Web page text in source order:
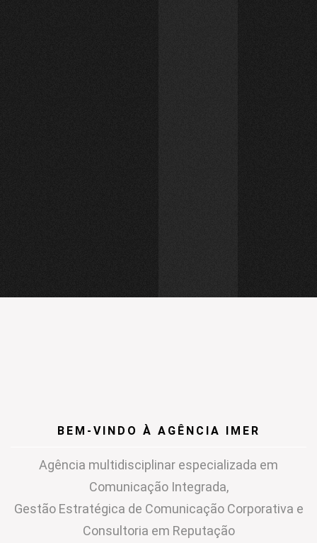
BEM-VINDO À AGÊNCIA IMER
Agência multidisciplinar especializada em
Comunicação Integrada,
Gestão Estratégica de Comunicação Corporativa e
Consultoria em Reputação